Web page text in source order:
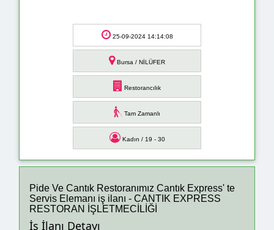
25-09-2024 14:14:08
Bursa / NİLÜFER
Restorancılık
Tam Zamanlı
Kadın / 19 - 30
Pide Ve Cantık Restoranımız Cantık Express' te
Servis Elemanı iş ilanı - CANTIK EXPRESS
RESTORAN İŞLETMECİLİĞİ
İş İlanı Detayı